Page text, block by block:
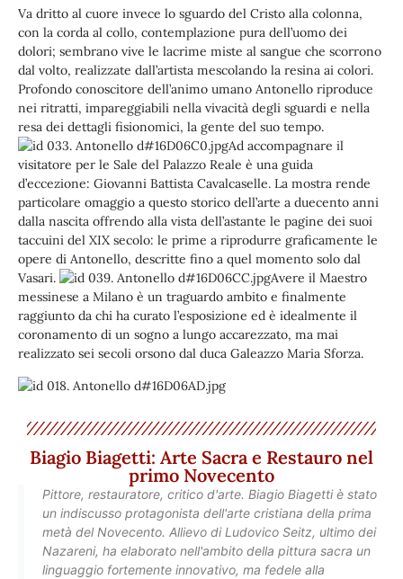
Va dritto al cuore invece lo sguardo del Cristo alla colonna,
con la corda al collo, contemplazione pura dell’uomo dei
dolori; sembrano vive le lacrime miste al sangue che scorrono
dal volto, realizzate dall’artista mescolando la resina ai colori.
Profondo conoscitore dell’animo umano Antonello riproduce
nei ritratti, impareggiabili nella vivacità degli sguardi e nella
resa dei dettagli fisionomici, la gente del suo tempo.
Ad accompagnare il
visitatore per le Sale del Palazzo Reale è una guida
d’eccezione: Giovanni Battista Cavalcaselle. La mostra rende
particolare omaggio a questo storico dell’arte a duecento anni
dalla nascita offrendo alla vista dell’astante le pagine dei suoi
taccuini del XIX secolo: le prime a riprodurre graficamente le
opere di Antonello, descritte fino a quel momento solo dal
Vasari.
Avere il Maestro
messinese a Milano è un traguardo ambito e finalmente
raggiunto da chi ha curato l’esposizione ed è idealmente il
coronamento di un sogno a lungo accarezzato, ma mai
realizzato sei secoli orsono dal duca Galeazzo Maria Sforza.
Biagio Biagetti: Arte Sacra e Restauro nel
primo Novecento
Pittore, restauratore, critico d'arte. Biagio Biagetti è stato
un indiscusso protagonista dell'arte cristiana della prima
metà del Novecento. Allievo di Ludovico Seitz, ultimo dei
Nazareni, ha elaborato nell'ambito della pittura sacra un
linguaggio fortemente innovativo, ma fedele alla